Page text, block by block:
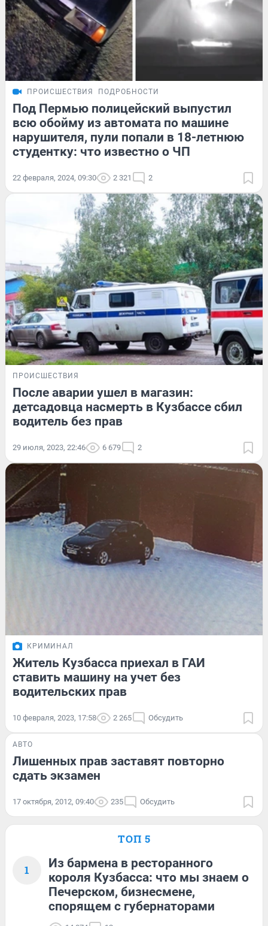
ПРОИСШЕСТВИЯ ПОДРОБНОСТИ
Под Пермью полицейский выпустил
всю обойму из автомата по машине
нарушителя, пули попали в 18-летнюю
студентку: что известно о ЧП
22 февраля, 2024, 09:30 2 321 2
ПРОИСШЕСТВИЯ
После аварии ушел в магазин:
детсадовца насмерть в Кузбассе сбил
водитель без прав
29 июля, 2023, 22:46 6 679 2
КРИМИНАЛ
Житель Кузбасса приехал в ГАИ
ставить машину на учет без
водительских прав
10 февраля, 2023, 17:58 2 265 Обсудить
АВТО
Лишенных прав заставят повторно
сдать экзамен
17 октября, 2012, 09:40 235 Обсудить
ТОП 5
1
Из бармена в ресторанного
короля Кузбасса: что мы знаем о
Печерском, бизнесмене,
спорящем с губернаторами